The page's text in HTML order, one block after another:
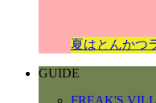
夏はとんかつ
GUIDE
FREAK'S VILL